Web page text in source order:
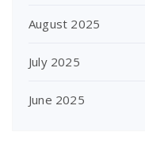
August 2025
July 2025
June 2025